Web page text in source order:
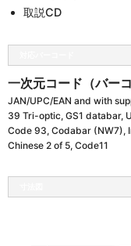
取説CD
一次元コード（バーコ
JAN/UPC/EAN and with
39 Tri-optic, GS1 databar,
Code 93, Codabar (NW7),
Chinese 2 of 5, Code11